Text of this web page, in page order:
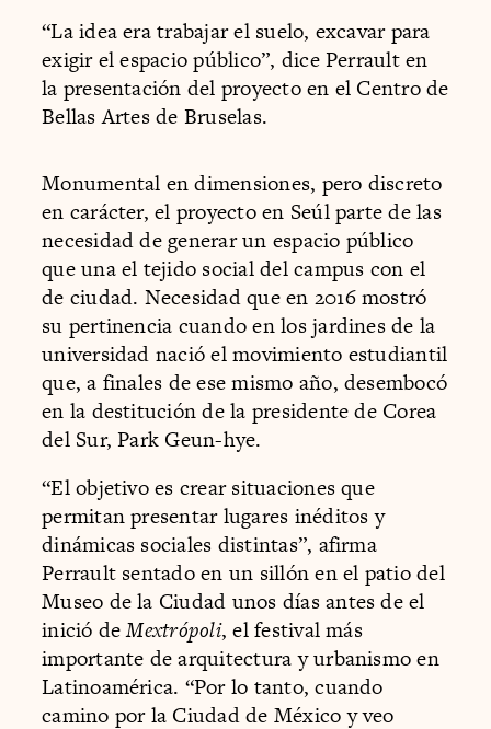
“La idea era trabajar el suelo, excavar para
exigir el espacio público”, dice Perrault en
la presentación del proyecto en el Centro de
Bellas Artes de Bruselas.
Monumental en dimensiones, pero discreto
en carácter, el proyecto en Seúl parte de las
necesidad de generar un espacio público
que una el tejido social del campus con el
de ciudad. Necesidad que en 2016 mostró
su pertinencia cuando en los jardines de la
universidad nació el movimiento estudiantil
que, a finales de ese mismo año, desembocó
en la destitución de la presidente de Corea
del Sur, Park Geun-hye.
“El objetivo es crear situaciones que
permitan presentar lugares inéditos y
dinámicas sociales distintas”, afirma
Perrault sentado en un sillón en el patio del
Museo de la Ciudad unos días antes de el
inició deMextrópoli, el festival más
importante de arquitectura y urbanismo en
Latinoamérica. “Por lo tanto, cuando
camino por la Ciudad de México y veo